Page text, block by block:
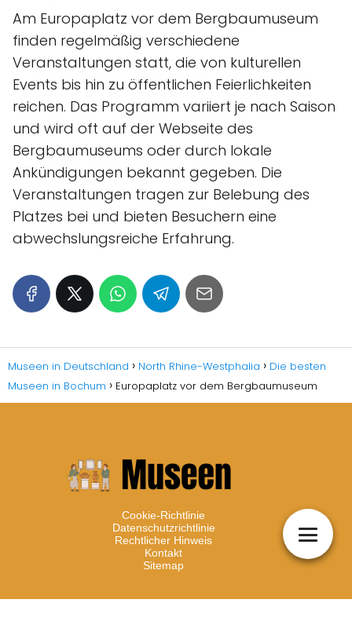
Am Europaplatz vor dem Bergbaumuseum
finden regelmäßig verschiedene
Veranstaltungen statt, die von kulturellen
Events bis hin zu öffentlichen Feierlichkeiten
reichen. Das Programm variiert je nach Saison
und wird oft auf der Webseite des
Bergbaumuseums oder durch lokale
Ankündigungen bekannt gegeben. Die
Veranstaltungen tragen zur Belebung des
Platzes bei und bieten Besuchern eine
abwechslungsreiche Erfahrung.
Museen in Deutschland North Rhine-Westphalia
Die besten
Museen in Bochum
Europaplatz vor dem Bergbaumuseum
Cookie-Richtlinie
Datenschutzrichtlinie
Rechtlicher Hinweis
Kontakt
Sitemap